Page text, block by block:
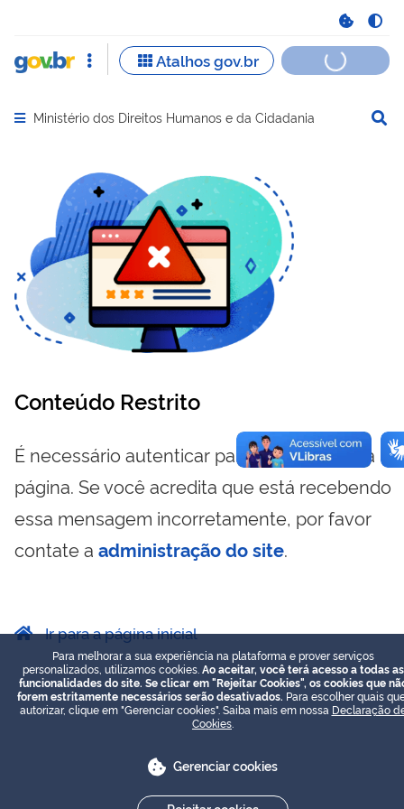
Abrir menu principal de navegação
Ministério dos Direitos Humanos e da Cidadania
Conteúdo Restrito
É necessário autenticar para visualizar essa
página. Se você acredita que está recebendo
essa mensagem incorretamente, por favor
contate a administração do site.
Ir para a página inicial
Para melhorar a sua experiência na plataforma e prover serviços
personalizados, utilizamos cookies. Ao aceitar, você terá acesso a todas as
funcionalidades do site. Se clicar em "Rejeitar Cookies", os cookies que
forem estritamente necessários serão desativados. Para escolher quais
autorizar, clique em "Gerenciar cookies". Saiba mais em nossa Declaração
Cookies
Gerenciar cookies